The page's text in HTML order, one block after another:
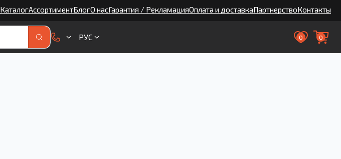
КаталогАссортиментБлогО насГарантия / РекламацияОплата и доставкаПартнерствоКонтакты
РУС 0 0